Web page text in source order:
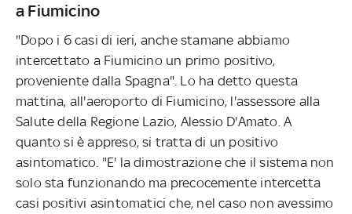
a Fiumicino
"Dopo i 6 casi di ieri, anche stamane abbiamo
intercettato a Fiumicino un primo positivo,
proveniente dalla Spagna". Lo ha detto questa
mattina, all'aeroporto di Fiumicino, l'assessore alla
Salute della Regione Lazio, Alessio D'Amato. A
quanto si è appreso, si tratta di un positivo
asintomatico. "E' la dimostrazione che il sistema non
solo sta funzionando ma precocemente intercetta
casi positivi asintomatici che, nel caso non avessimo